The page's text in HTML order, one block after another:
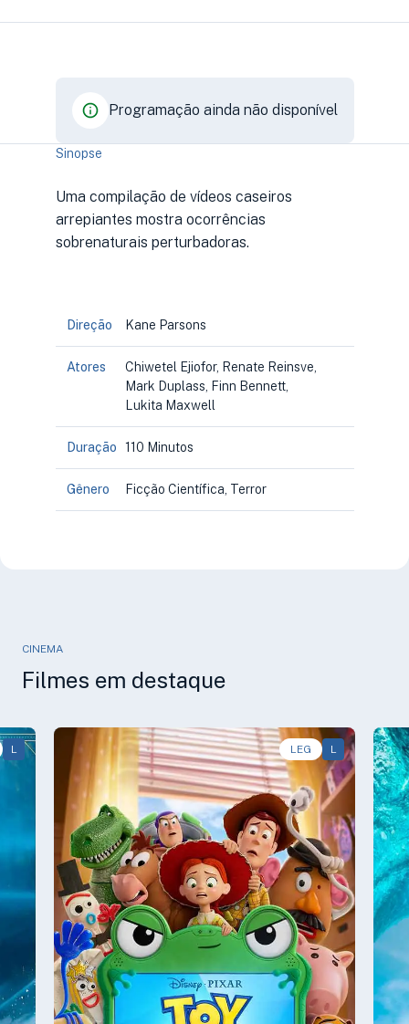
Programação ainda não disponível
Sinopse
Uma compilação de vídeos caseiros
arrepiantes mostra ocorrências
sobrenaturais perturbadoras.
Direção Kane Parsons
Atores
Chiwetel Ejiofor, Renate Reinsve,
Mark Duplass, Finn Bennett,
Lukita Maxwell
Duração 110 Minutos
Gênero Ficção Científica, Terror
CINEMA
Filmes em destaque
L LEG L
Animação, Aventura, Comédia • • 1h40